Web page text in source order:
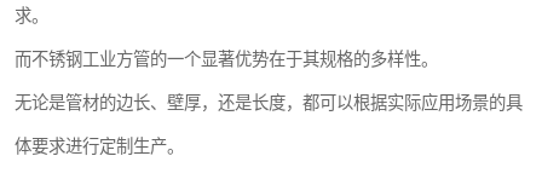
求。
而不锈钢工业方管的一个显著优势在于其规格的多样性。
无论是管材的边长、壁厚，还是长度，都可以根据实际应用场景的具
体要求进行定制生产。